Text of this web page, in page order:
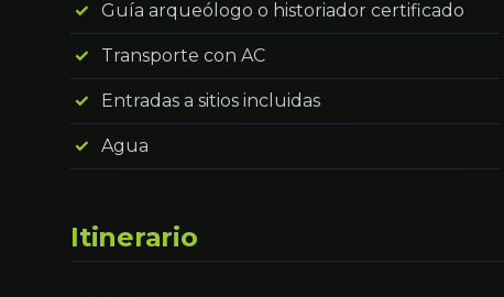
Guía arqueólogo o historiador certificado
Transporte con AC
Entradas a sitios incluidas
Agua
Itinerario